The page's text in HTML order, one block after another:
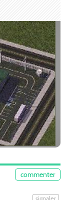
commenter